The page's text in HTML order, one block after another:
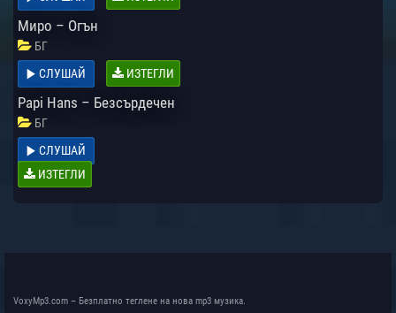
Миро – Огън
БГ
СЛУШАЙ
ИЗТЕГЛИ
Papi Hans – Безсърдечен
БГ
СЛУШАЙ
ИЗТЕГЛИ
VoxyMp3.com – Безплатно теглене на нова mp3 музика.